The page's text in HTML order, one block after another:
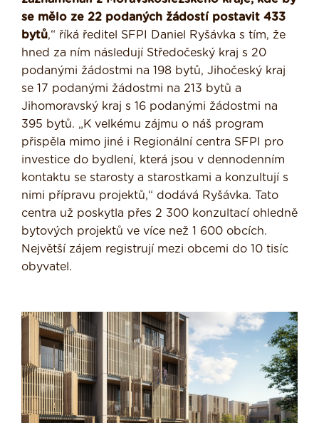
se mělo ze 22 podaných žádostí postavit 433
bytů,“ říká ředitel SFPI Daniel Ryšávka s tím, že
hned za ním následují Středočeský kraj s 20
podanými žádostmi na 198 bytů, Jihočeský kraj
se 17 podanými žádostmi na 213 bytů a
Jihomoravský kraj s 16 podanými žádostmi na
395 bytů. „K velkému zájmu o náš program
přispěla mimo jiné i Regionální centra SFPI pro
investice do bydlení, která jsou v dennodenním
kontaktu se starosty a starostkami a konzultují s
nimi přípravu projektů,“ dodává Ryšávka. Tato
centra už poskytla přes 2 300 konzultací ohledně
bytových projektů ve více než 1 600 obcích.
Největší zájem registrují mezi obcemi do 10 tisíc
obyvatel.